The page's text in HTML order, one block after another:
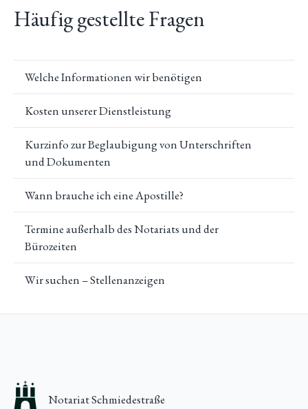
Häufig gestellte Fragen
Welche Informationen wir benötigen
Kosten unserer Dienstleistung
Kurzinfo zur Beglaubigung von Unterschriften
und Dokumenten
Wann brauche ich eine Apostille?
Termine außerhalb des Notariats und der
Bürozeiten
Wir suchen – Stellenanzeigen
Notariat Schmiedestraße